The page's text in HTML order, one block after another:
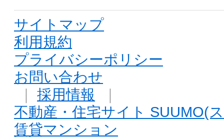
サイトマップ
利用規約
プライバシーポリシー
お問い合わせ
｜ 採用情報 ｜
不動産・住宅サイト SUUMO(
賃貸マンション